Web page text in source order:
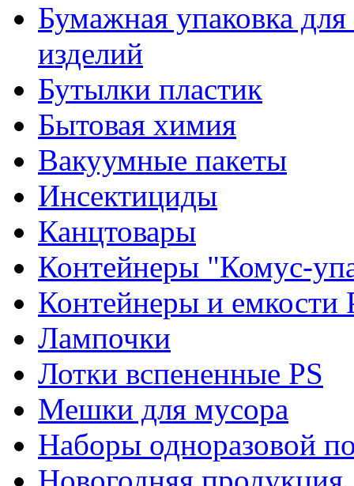
Бумажная упаковка
изделий
Бутылки пластик
Бытовая химия
Вакуумные пакеты
Инсектициды
Канцтовары
Контейнеры "Комус-
Контейнеры и емкости
Лампочки
Лотки вспененные PS
Мешки для мусора
Наборы одноразовой